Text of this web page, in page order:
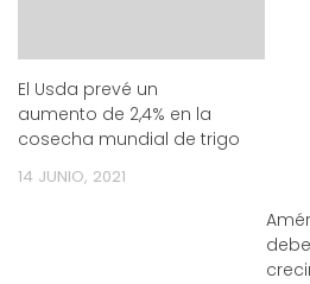
El Usda prevé un
aumento de 2,4% en la
cosecha mundial de trigo
14 JUNIO, 2021